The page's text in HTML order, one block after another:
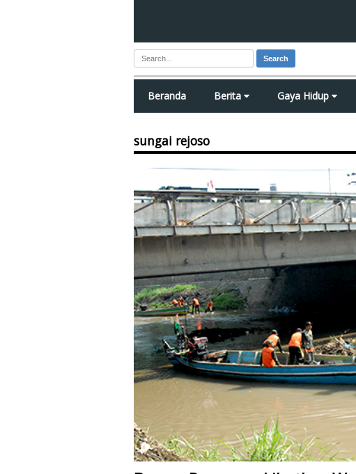
Search
Beranda Berita Gaya Hidup
sungai rejoso